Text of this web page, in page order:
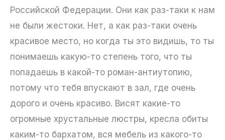
Российской Федерации. Они как раз-таки к нам
не были жестоки. Нет, а как раз-таки очень
красивое место, но когда ты это видишь, то ты
понимаешь какую-то степень того, что ты
попадаешь в какой-то роман-антиутопию,
потому что тебя впускают в зал, где очень
дорого и очень красиво. Висят какие-то
огромные хрустальные люстры, кресла обиты
каким-то бархатом, вся мебель из какого-то